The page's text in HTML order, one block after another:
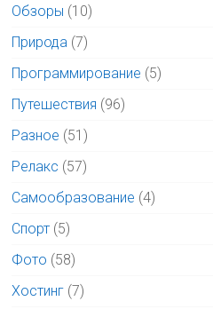
Обзоры (10)
Природа (7)
Программирование (5)
Путешествия (96)
Разное (51)
Релакс (57)
Самообразование (4)
Спорт (5)
Фото (58)
Хостинг (7)